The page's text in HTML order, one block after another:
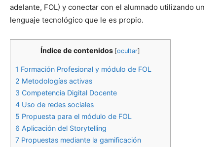
adelante, FOL) y conectar con el alumnado utilizando un
lenguaje tecnológico que le es propio.
Índice de contenidos [ocultar]
1 Formación Profesional y módulo de FOL
2 Metodologías activas
3 Competencia Digital Docente
4 Uso de redes sociales
5 Propuesta para el módulo de FOL
6 Aplicación del Storytelling
7 Propuestas mediante la gamificación